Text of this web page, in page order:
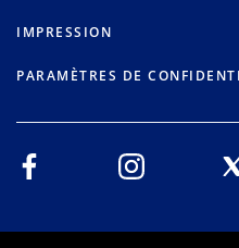
IMPRESSION
PARAMÈTRES DE